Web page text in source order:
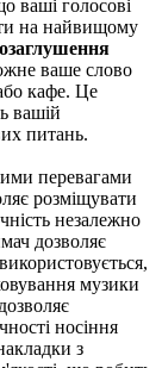
ваші голосові
на найвищому
ваше слово
кафе. Це
вашій
питань.
перевагами
розміщувати
незалежно
дозволяє
музики
дозволяє
носіння
з